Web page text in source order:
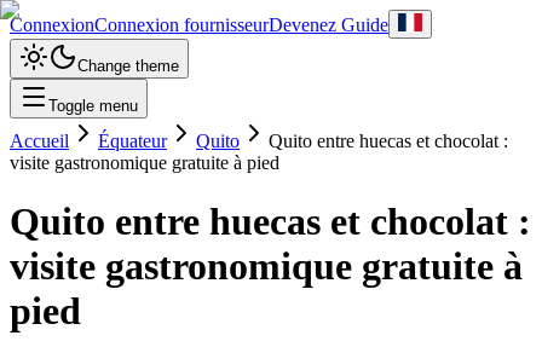
ConnexionConnexion fournisseurDevenez Guide
Change theme
Toggle menu
Accueil Équateur Quito
Quito entre huecas et chocolat :
visite gastronomique gratuite à pied
Quito entre huecas et chocolat :
visite gastronomique gratuite à
pied